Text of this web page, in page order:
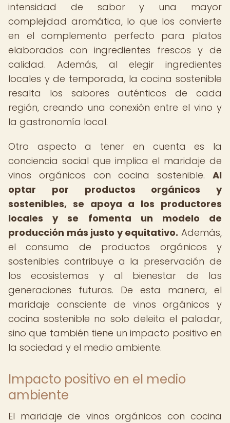
intensidad de sabor y una mayor
complejidad aromática, lo que los convierte
en el complemento perfecto para platos
elaborados con ingredientes frescos y de
calidad. Además, al elegir ingredientes
locales y de temporada, la cocina sostenible
resalta los sabores auténticos de cada
región, creando una conexión entre el vino y
la gastronomía local.
Otro aspecto a tener en cuenta es la
conciencia social que implica el maridaje de
vinos orgánicos con cocina sostenible. Al
optar por productos orgánicos y
sostenibles, se apoya a los productores
locales y se fomenta un modelo de
producción más justo y equitativo. Además,
el consumo de productos orgánicos y
sostenibles contribuye a la preservación de
los ecosistemas y al bienestar de las
generaciones futuras. De esta manera, el
maridaje consciente de vinos orgánicos y
cocina sostenible no solo deleita el paladar,
sino que también tiene un impacto positivo en
la sociedad y el medio ambiente.
Impacto positivo en el medio
ambiente
El maridaje de vinos orgánicos con cocina